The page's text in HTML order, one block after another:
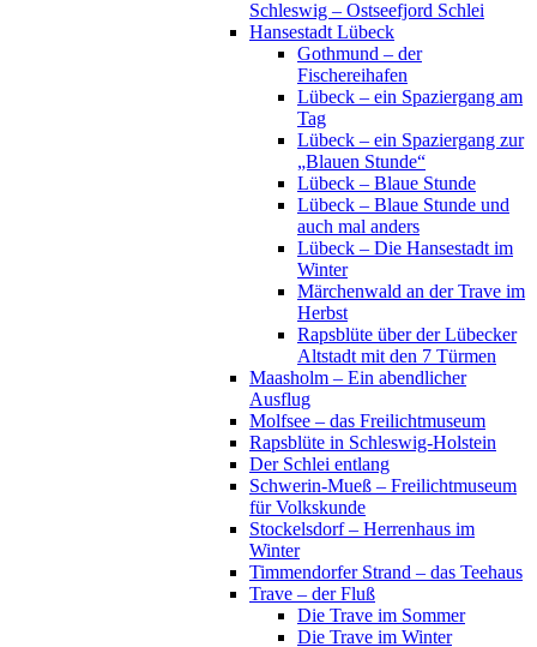
Schleswig – Ostseefjord Schlei
Hansestadt Lübeck
Gothmund – der
Fischereihafen
Lübeck – ein Spaziergang am
Tag
Lübeck – ein Spaziergang zur
„Blauen Stunde“
Lübeck – Blaue Stunde
Lübeck – Blaue Stunde und
auch mal anders
Lübeck – Die Hansestadt im
Winter
Märchenwald an der Trave im
Herbst
Rapsblüte über der Lübecker
Altstadt mit den 7 Türmen
Maasholm – Ein abendlicher
Ausflug
Molfsee – das Freilichtmuseum
Rapsblüte in Schleswig-Holstein
Der Schlei entlang
Schwerin-Mueß – Freilichtmuseum
für Volkskunde
Stockelsdorf – Herrenhaus im
Winter
Timmendorfer Strand – das Teehaus
Trave – der Fluß
Die Trave im Sommer
Die Trave im Winter